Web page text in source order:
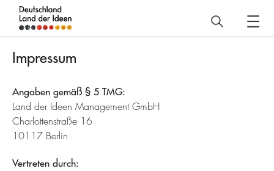
Deutschland
–
Land
der
Ideen
Impressum
Impressum
Angaben gemäß § 5 TMG:
Land der Ideen Management GmbH
Charlottenstraße 16
10117 Berlin
Vertreten durch: